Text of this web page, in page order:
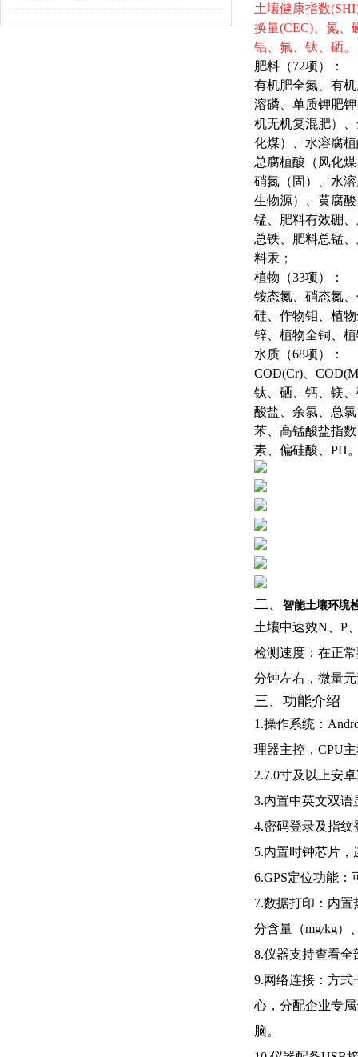
土壤健康指数
换量(CEC)、氮、
铝、氟、钛、硒。
肥料（72项）：
有机肥全氮、有
溶磷、单质钾肥
机无机复混肥）
化煤）、水溶腐
总腐植酸（风化
硝氮（固）、水
生物源）、黄腐
锰、肥料有效硼
总铁、肥料总锰
料汞；
植物（33项）：
铵态氮、硝态氮
硅、作物钼、植
锌、植物全铜、
水质（68项）：
COD(Cr)、
钛、硒、钙、镁
酸盐、余氯、总
苯、高锰酸盐指
素、偏硅酸、PH
二、 智能土壤环境
土壤中速效N P
检测速度：在正
分钟左右，微量
三、功能介绍
1.操作系统：
理器主控， CPU
2.7.0寸及以上安
3.内置中英文双
4.密码登录及指
5.内置时钟芯片，
6.GPS定位功能
7.数据打印：内
分含量（mg/kg）
8.仪器支持查看
9.网络连接：方式
心，分配企业专
脑。